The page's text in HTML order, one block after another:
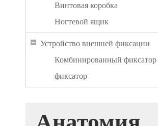
Винтовая коробка
Ногтевой ящик
Устройство внешней фиксации
Комбинированный фиксатор
фиксатор